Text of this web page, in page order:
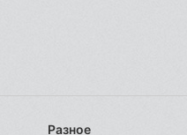
Разное